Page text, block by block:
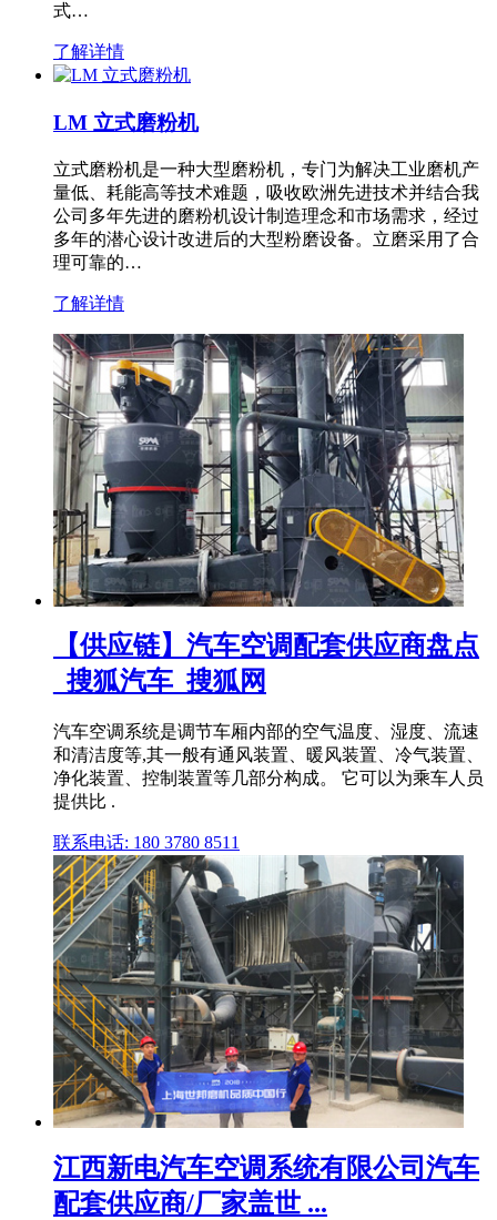
式…
了解详情
LM 立式磨粉机
立式磨粉机是一种大型磨粉机，专门为解决工业磨机产
量低、耗能高等技术难题，吸收欧洲先进技术并结合我
公司多年先进的磨粉机设计制造理念和市场需求，经过
多年的潜心设计改进后的大型粉磨设备。立磨采用了合
理可靠的…
了解详情
【供应链】汽车空调配套供应商盘点
_搜狐汽车_搜狐网
汽车空调系统是调节车厢内部的空气温度、湿度、流速
和清洁度等,其一般有通风装置、暖风装置、冷气装置、
净化装置、控制装置等几部分构成。 它可以为乘车人员
提供比 .
联系电话: 180 3780 8511
江西新电汽车空调系统有限公司汽车
配套供应商/厂家盖世 ...